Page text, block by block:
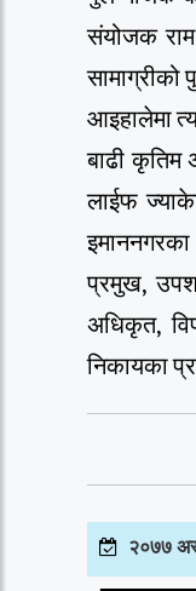
संयोजक
सामाग्रीको
आइहालेमा
बाढी कृतिम
लाईफ
प्रमुख,
अधिकृत,
निकायका
२०७७